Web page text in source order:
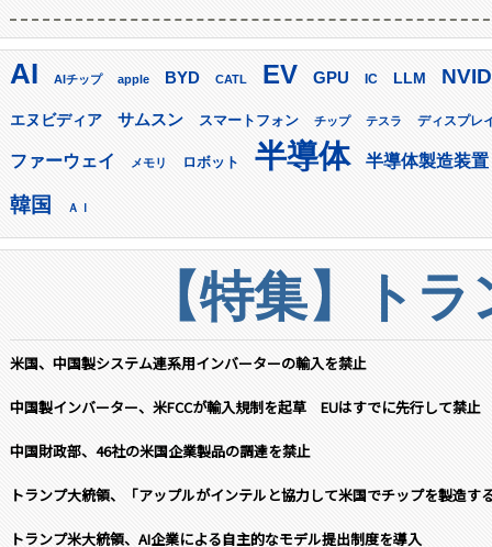
AI AIチップ apple BYD CATL EV GPU IC LLM
エヌビディア サムスン スマートフォン チップ テスラ ディスプレ
ファーウェイ メモリ ロボット 半導体 半導体製造装置
韓国 ＡＩ
【特集】ト
米国、中国製システム連系用インバーターの輸入を禁止
中国製インバーター、米FCCが輸入規制を起草 EUはすでに先行して禁止
中国財政部、46社の米国企業製品の調達を禁止
トランプ大統領、「アップルがインテルと協力して米国でチップを製造す
トランプ米大統領、AI企業による自主的なモデル提出制度を導入